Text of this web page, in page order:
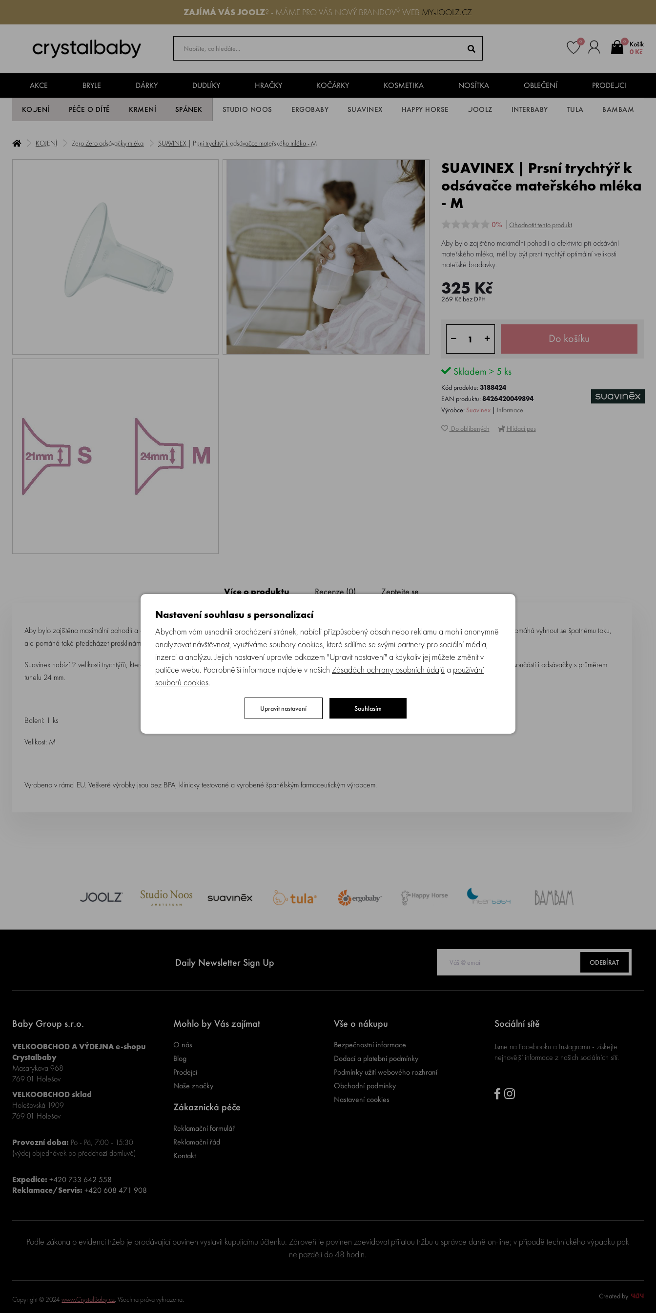
ZAJÍMÁ VÁS JOOLZ? - MÁME PRO VÁS NOVÝ BRANDOVÝ WEB MY-JOOLZ.CZ
0
Košík
0 Kč
0
AKCE BRYLE DÁRKY DUDLÍKY HRAČKY KOČÁRKY KOSMETIKA NOSÍTKA OBLEČENÍ PRODEJCI
KOJENÍ PÉČE O DÍTĚ KRMENÍ SPÁNEK STUDIO NOOS ERGOBABY SUAVINEX HAPPY HORSE JOOLZ INTERBABY TULA BAMBAM
KOJENÍ Zero Zero odsávačky mléka SUAVINEX | Prsní trychtýř k odsávačce mateřského mléka - M
SUAVINEX | Prsní trychtýř k
odsávačce mateřského mléka
- M
0% Ohodnotit tento produkt
Aby bylo zajištěno maximální pohodlí a efektivita při odsávání
mateřského mléka, měl by být prsní trychtýř optimální velikosti
mateřské bradavky.
325 Kč
269 Kč bez DPH
Do košíku
Skladem > 5 ks
Kód produktu:3188424
EAN produktu:8426420049894
Výrobce: Suavinex| Informace
Do oblíbených Hlídací pes
Více o produktu Recenze (0) Zeptejte se
Aby bylo zajištěno maximální pohodlí a efektivita při odsávání mateřského mléka, měl by být prsní trychtýř optimální velikosti mateřské bradavky. Správné nasazení nejen pomáhá vyhnout se špatnému toku,
ale pomáhá také předcházet prasklinám a bolavým bradavkám. Bradavka by měla být vsunutá uvnitř tunelu prsního štítu a areola by měla být venku.
Suavinex nabízí 2 velikosti trychtýřů, které jsou kompatibilní s elektrickou a manuální prsní odsávačkou. Dostupná velikost: S má průměr tunelu 21 mm a velikost M, který je součástí i odsávačky s průměrem
tunelu 24 mm.
Balení: 1 ks
Velikost: M
Vyrobeno v rámci EU. Veškeré výrobky jsou bez BPA, klinicky testované a vyrobené španělským farmaceutickým výrobcem.
Daily Newsletter Sign Up ODEBÍRAT
Baby Group s.r.o.
VELKOOBCHOD A VÝDEJNA e-shopu
Crystalbaby
Masarykova 968
769 01 Holešov
VELKOOBCHOD sklad
Holešovská 1909
769 01 Holešov
Provozní doba: Po - Pá, 7:00 - 15:30
(výdej objednávek po předchozí domluvě)
Expedice: +420 733 642 558
Reklamace/Servis: +420 608 471 908
Mohlo by Vás zajímat
O nás
Blog
Prodejci
Naše značky
Zákaznická péče
Reklamační formulář
Reklamační řád
Kontakt
Vše o nákupu
Bezpečnostní informace
Dodací a platební podmínky
Podmínky užití webového rozhraní
Obchodní podmínky
Nastavení cookies
Sociální sítě
Jsme na Facebooku a Instagramu - získejte
nejnovější informace z našich sociálních sítí.
Podle zákona o evidenci tržeb je prodávající povinen vystavit kupujícímu účtenku. Zároveň je povinen zaevidovat přijatou tržbu u správce daně on-line; v případě technického výpadku pak
nejpozději do 48 hodin.
Copyright © 2024www.CrystalBaby.cz. Všechna práva vyhrazena. Created by
Nastavení souhlasu s personalizací
Abychom vám usnadnili procházení stránek, nabídli přizpůsobený obsah nebo reklamu a mohli anonymně
analyzovat návštěvnost, využíváme soubory cookies, které sdílíme se svými partnery pro sociální média,
inzerci a analýzu. Jejich nastavení upravíte odkazem "Upravit nastavení" a kdykoliv jej můžete změnit v
patičce webu. Podrobnější informace najdete v našich Zásadách ochrany osobních údajů a používání
souborů cookies.
Upravit nastavení Souhlasím